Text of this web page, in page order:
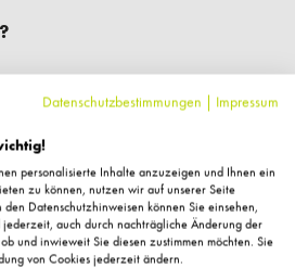
Artikel
Datenschutzbestimmungen | Impressum
personalisierte Inhalte anzuzeigen und Ihnen ein
zu können, nutzen wir auf unserer Seite
Datenschutzhinweisen können Sie einsehen,
auch durch nachträgliche Änderung der
und inwieweit Sie diesen zustimmen möchten. Sie
von Cookies jederzeit ändern.